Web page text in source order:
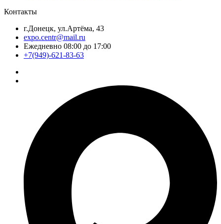
Контакты
г.Донецк, ул.Артёма, 43
expo.centr@mail.ru
Ежедневно 08:00 до 17:00
+7(949)-621-83-63